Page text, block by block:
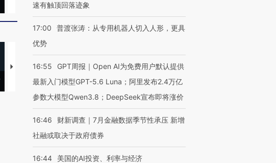
【推广】走进第四届链博
会，让数智科技“链”接产
有意思的生活方式·第三对
【商旅对话】华住集团
住三大增长引擎是什么？
速有触顶回落迹象
17:00
普渡张涛：从专用机器人切入人形，更具
优势
16:55
GPT周报｜Open AI为免费用户默认提供
最新入门模型GPT-5.6 Luna；阿里发布2.4万亿
参数大模型Qwen3.8；DeepSeek宣布即将涨价
16:46
财新调查｜7月金融数据季节性承压 新增
社融或取决于政府债券
16:44 美国的AI投资、利率与经济